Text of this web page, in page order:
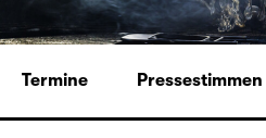
Termine Pressestimmen